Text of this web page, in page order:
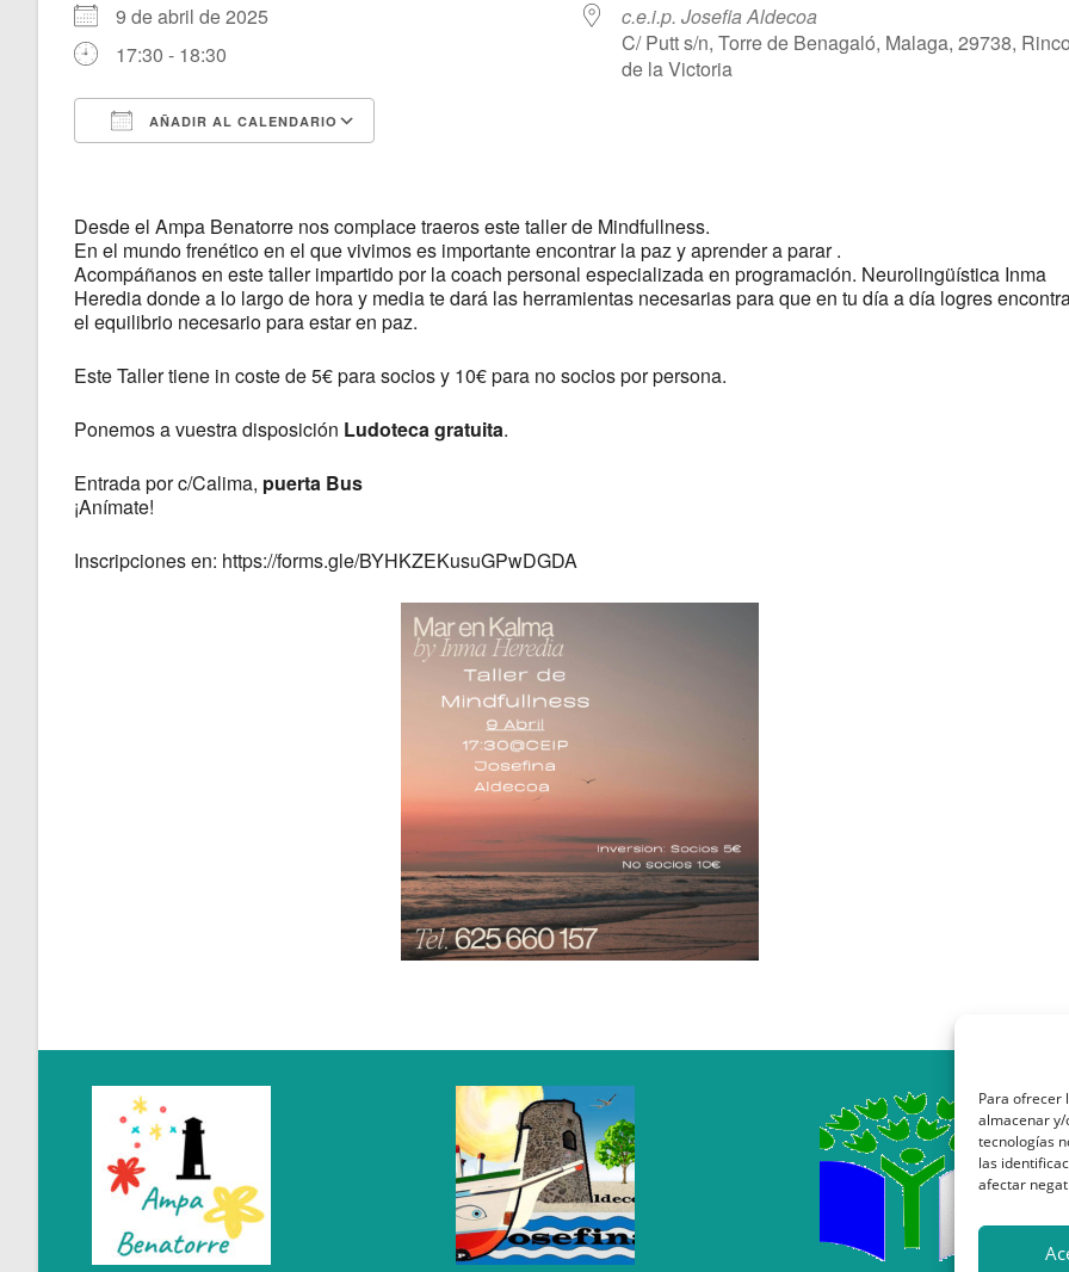
Para ofrecer
almacenar y/
tecnologías
las
afectar
9 de abril de 2025
17:30 - 18:30
AÑADIR AL CALENDARIO
c.e.i.p. Josefia Aldecoa
C/ Putt s/n, Torre de Benagaló, Malaga, 29738,
de la Victoria
Desde el Ampa Benatorre nos complace traeros este taller de Mindfullness.
En el mundo frenético en el que vivimos es importante encontrar la paz y aprender a parar .
Acompáñanos en este taller impartido por la coach personal especializada en programación. Neurolingüística Inma
Heredia donde a lo largo de hora y media te dará las herramientas necesarias para que en tu día a día logres
el equilibrio necesario para estar en paz.
Este Taller tiene in coste de 5€ para socios y 10€ para no socios por persona.
Ponemos a vuestra disposición Ludoteca gratuita.
Entrada por c/Calima, puerta Bus
¡Anímate!
Inscripciones en: https://forms.gle/BYHKZEKusuGPwDGDA